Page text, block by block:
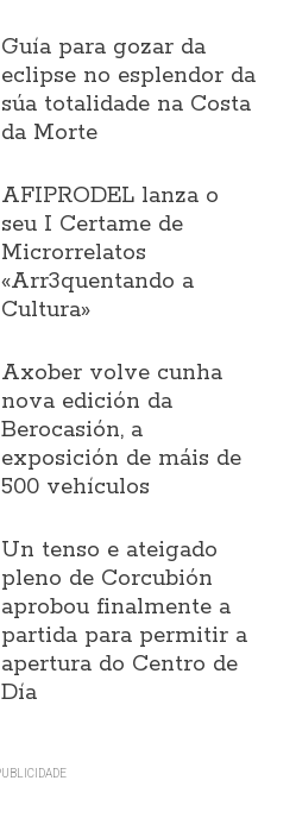
Guía para gozar da
eclipse no esplendor da
súa totalidade na Costa
da Morte
AFIPRODEL lanza o
seu I Certame de
Microrrelatos
«Arr3quentando a
Cultura»
Axober volve cunha
nova edición da
Berocasión, a
exposición de máis de
500 vehículos
Un tenso e ateigado
pleno de Corcubión
aprobou finalmente a
partida para permitir a
apertura do Centro de
Día